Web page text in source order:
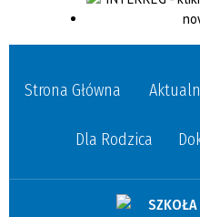
Strona Główna
Dla Rodzica
SZKOŁA